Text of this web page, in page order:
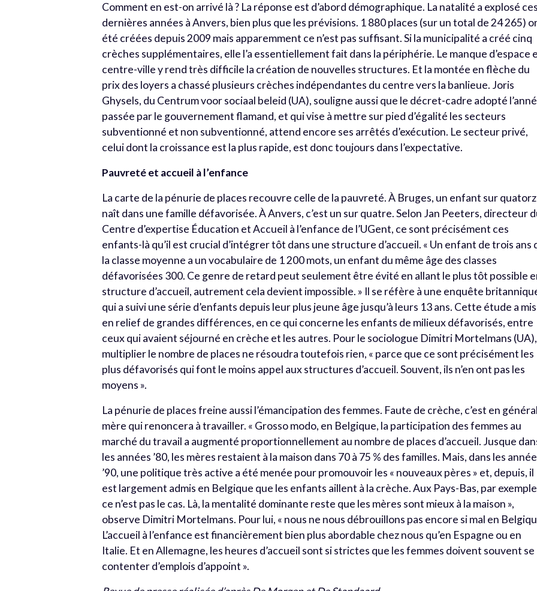
Comment en est-on arrivé là ? La réponse est d’abord démographique. La natalité a explosé
dernières années à Anvers, bien plus que les prévisions. 1 880 places (sur un total de 24 265)
été créées depuis 2009 mais apparemment ce n’est pas suffisant. Si la municipalité a créé cinq
crèches supplémentaires, elle l’a essentiellement fait dans la périphérie. Le manque d’espace
centre-ville y rend très difficile la création de nouvelles structures. Et la montée en flèche du
prix des loyers a chassé plusieurs crèches indépendantes du centre vers la banlieue. Joris
Ghysels, du Centrum voor sociaal beleid (UA), souligne aussi que le décret-cadre adopté
passée par le gouvernement flamand, et qui vise à mettre sur pied d’égalité les secteurs
subventionné et non subventionné, attend encore ses arrêtés d’exécution. Le secteur privé,
celui dont la croissance est la plus rapide, est donc toujours dans l’expectative.
Pauvreté et accueil à l’enfance
La carte de la pénurie de places recouvre celle de la pauvreté. À Bruges, un enfant sur
naît dans une famille défavorisée. À Anvers, c’est un sur quatre. Selon Jan Peeters, directeur
Centre d’expertise Éducation et Accueil à l’enfance de l’UGent, ce sont précisément ces
enfants-là qu’il est crucial d’intégrer tôt dans une structure d’accueil. « Un enfant de trois ans
la classe moyenne a un vocabulaire de 1 200 mots, un enfant du même âge des classes
défavorisées 300. Ce genre de retard peut seulement être évité en allant le plus tôt possible
structure d’accueil, autrement cela devient impossible. » Il se réfère à une enquête
qui a suivi une série d’enfants depuis leur plus jeune âge jusqu’à leurs 13 ans. Cette étude a mis
en relief de grandes différences, en ce qui concerne les enfants de milieux défavorisés, entre
ceux qui avaient séjourné en crèche et les autres. Pour le sociologue Dimitri Mortelmans (UA),
multiplier le nombre de places ne résoudra toutefois rien, « parce que ce sont précisément les
plus défavorisés qui font le moins appel aux structures d’accueil. Souvent, ils n’en ont pas les
moyens ».
La pénurie de places freine aussi l’émancipation des femmes. Faute de crèche, c’est en
mère qui renoncera à travailler. « Grosso modo, en Belgique, la participation des femmes au
marché du travail a augmenté proportionnellement au nombre de places d’accueil. Jusque
les années ’80, les mères restaient à la maison dans 70 à 75 % des familles. Mais, dans les
’90, une politique très active a été menée pour promouvoir les « nouveaux pères » et, depuis, il
est largement admis en Belgique que les enfants aillent à la crèche. Aux Pays-Bas, par
ce n’est pas le cas. Là, la mentalité dominante reste que les mères sont mieux à la maison »,
observe Dimitri Mortelmans. Pour lui, « nous ne nous débrouillons pas encore si mal en
L’accueil à l’enfance est financièrement bien plus abordable chez nous qu’en Espagne ou en
Italie. Et en Allemagne, les heures d’accueil sont si strictes que les femmes doivent souvent se
contenter d’emplois d’appoint ».